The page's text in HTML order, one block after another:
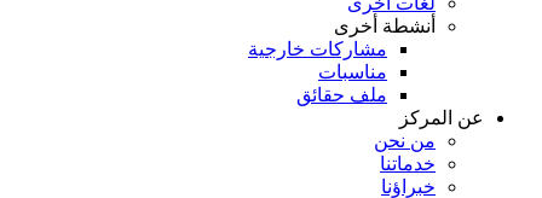
أنشطة أخرى
مشاركات خارجية
مناسبات
ملف حقائق
عن المركز
من نحن
خدماتنا
خبراؤنا